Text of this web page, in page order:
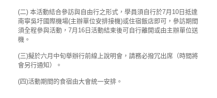
(二) 本活動結合參訪與自由行之形式，學員須自行於7月10日抵達
南寧吳圩國際機場(主辦單位安排接機)或住宿飯店即可，參訪期間
須全程參與活動，7月16日活動結束後可自行離開或由主辦單位送
機。
(三)擬於六月中旬舉辦行前線上說明會，請務必撥冗出席（時間將
會另行通知）。
(四)活動期間的食宿由大會統一安排。